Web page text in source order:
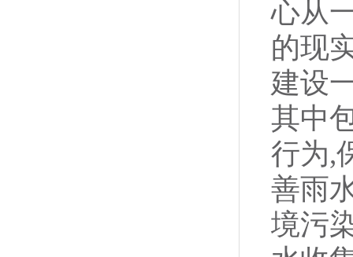
心从
的现
建设
其中
行为,
善雨
境污